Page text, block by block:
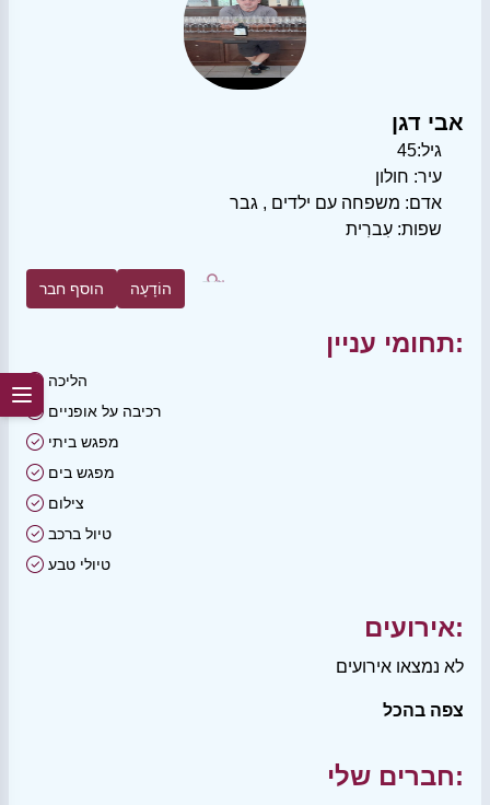
אבי דגן
גיל:45
עיר: חולון
אדם: משפחה עם ילדים , גבר
שפות: עִברִית
הוסף חבר הוֹדָעָה
תחומי עניין:
הליכה
רכיבה על אופניים
מפגש ביתי
מפגש בים
צילום
טיול ברכב
טיולי טבע
אירועים:
לא נמצאו אירועים
צפה בהכל
חברים שלי: